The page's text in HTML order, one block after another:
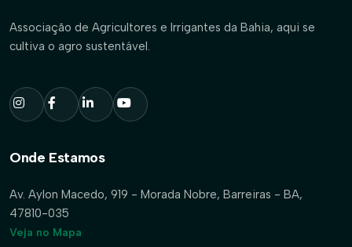
Associação de Agricultores e Irrigantes da Bahia, aqui se
cultiva o agro sustentável.
Onde Estamos
Av. Aylon Macedo, 919 - Morada Nobre, Barreiras - BA,
47810-035
Veja no Mapa